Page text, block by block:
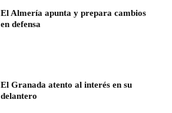
El Almería apunta y prepara cambios
en defensa
El Granada atento al interés en su
delantero